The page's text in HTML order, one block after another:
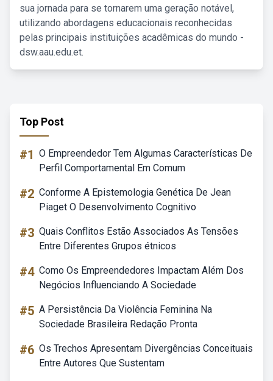
sua jornada para se tornarem uma geração notável,
utilizando abordagens educacionais reconhecidas
pelas principais instituições acadêmicas do mundo -
dsw.aau.edu.et.
Top Post
#1 O Empreendedor Tem Algumas Características De
Perfil Comportamental Em Comum
#2 Conforme A Epistemologia Genética De Jean
Piaget O Desenvolvimento Cognitivo
#3 Quais Conflitos Estão Associados As Tensões
Entre Diferentes Grupos étnicos
#4 Como Os Empreendedores Impactam Além Dos
Negócios Influenciando A Sociedade
#5 A Persistência Da Violência Feminina Na
Sociedade Brasileira Redação Pronta
#6 Os Trechos Apresentam Divergências Conceituais
Entre Autores Que Sustentam